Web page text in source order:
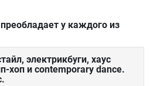
у каждого из
электрикбуги, хаус
хоп и contemporary dance.